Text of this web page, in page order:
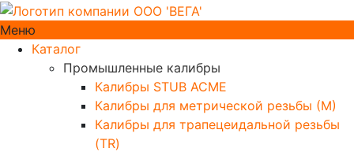
Меню
Каталог
Промышленные калибры
Калибры STUB ACME
Калибры для метрической резьбы (М)
Калибры для трапецеидальной резьбы
(TR)